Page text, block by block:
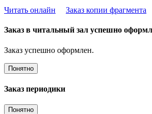
Читать онлайн
Заказ копии фрагмента
Заказ в читальный зал успешно
Заказ успешно оформлен.
Понятно
Заказ периодики
Понятно